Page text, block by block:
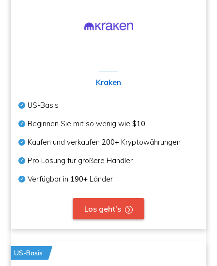
Kraken
US-Basis
Beginnen Sie mit so wenig wie$10
Kaufen und verkaufen200+ Kryptowährungen
Pro Lösung für größere Händler
Verfügbar in 190+ Länder
Los geht's
US-Basis